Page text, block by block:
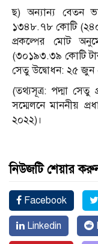
ছ) অন্যান্য বেতন
১৩৪৮.৭৮ কোটি
প্রকল্পের মোট
(৩০১৯৩.৩৯ কোটি
সেতু উদ্বোধন: ২৫ জুন
(তথ্যসূত্র: পদ্মা সেতু
সম্মেলনে মাননীয়
২০২২)।
নিউজটি শেয়ার
Facebook
Linkedin